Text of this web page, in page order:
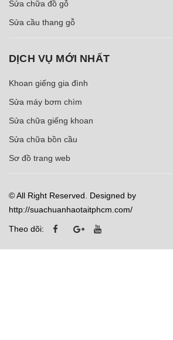
Sửa chữa đồ gỗ
Sửa cầu thang gỗ
DỊCH VỤ MỚI NHẤT
Khoan giếng gia đình
Sửa máy bơm chìm
Sửa chữa giếng khoan
Sửa chữa bồn cầu
Sơ đồ trang web
© All Right Reserved. Designed by
http://suachuanhaotaitphcm.com/
Theo dõi: